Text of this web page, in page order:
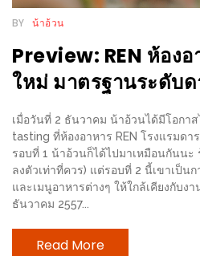
กับ
หนุ่ม
บ้านนา
เด็ด
จาก
ANNA
FARM
ที่
เอาชนะ
BY น้าอ้วน
Preview: REN ห้อง
ใหม่ มาตรฐานระดับด
เมื่อวันที่ 2 ธันวาคม น้าอ้วนได้มีโอกา
tasting ที่ห้องอาหาร REN โรงแรมดา
รอบที่ 1 น้าอ้วนก็ได้ไปมาเหมือนกันนะ
ลงตัวเท่าที่ควร) แต่รอบที่ 2 นี้เขาเป็น
และเมนูอาหารต่างๆ ให้ใกล้เคียงกับง
ธันวาคม 2557...
Read More